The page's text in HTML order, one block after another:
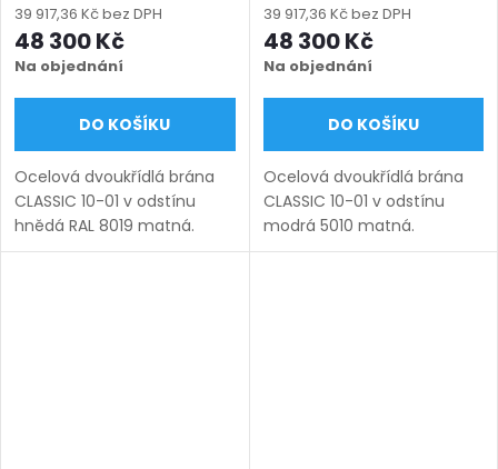
(šířka 1200–6000 mm,
výška 1000–1950 mm),
hnědá RAL 8019 matná
39 917,36 Kč bez DPH
48 300 Kč
Na objednání
DO KOŠÍKU
Ocelová dvoukřídlá brána
CLASSIC 10-01 v odstínu
hnědá RAL 8019 matná.
Bezúdržbová ocel (žárový
(šířka 1200–6000 mm,
výška 1000–1950 mm),
modrá 5010 matná
39 917,36 Kč bez DPH
48 300 Kč
Na objednání
DO KOŠÍKU
Ocelová dvoukřídlá brána
CLASSIC 10-01 v odstínu
modrá 5010 matná.
Bezúdržbová ocel (žárový